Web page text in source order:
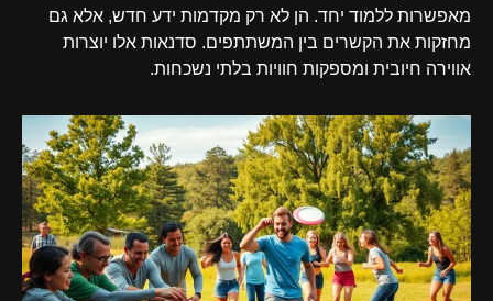
מאפשרות ללמוד יחד. הן לא רק מקדמות ידע חדש, אלא גם
מחזקות את הקשרים בין המשתתפים. סדנאות אלו יוצרות
אווירה חיובית ומספקות חוויות בלתי נשכחות.